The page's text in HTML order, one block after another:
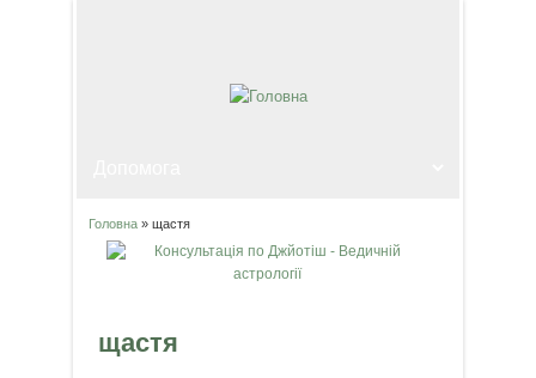
Ви є тут
Головна» щастя
щастя